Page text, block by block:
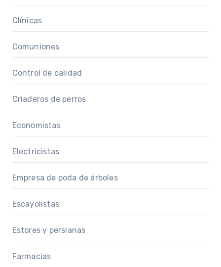
Clínicas
Comuniones
Control de calidad
Criaderos de perros
Economistas
Electricistas
Empresa de poda de árboles
Escayolistas
Estores y persianas
Farmacias